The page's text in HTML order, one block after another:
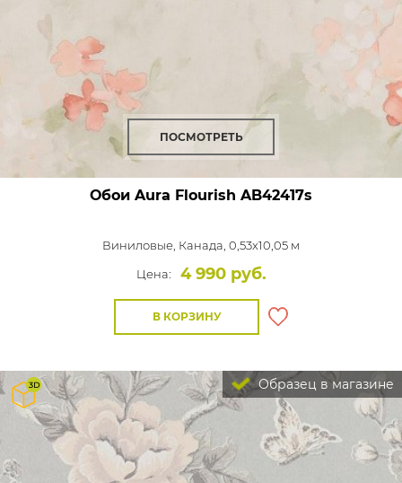
ПОСМОТРЕТЬ
Обои Aura Flourish AB42417s
Виниловые, Канада, 0,53x10,05 м
Цена:
4 990 руб.
В КОРЗИНУ
Образец в магазине